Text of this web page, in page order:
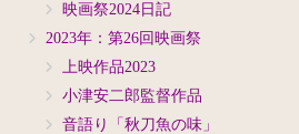
映画祭2024日記
2023年：第26回映画祭
上映作品2023
小津安二郎監督作品
音語り「秋刀魚の味」